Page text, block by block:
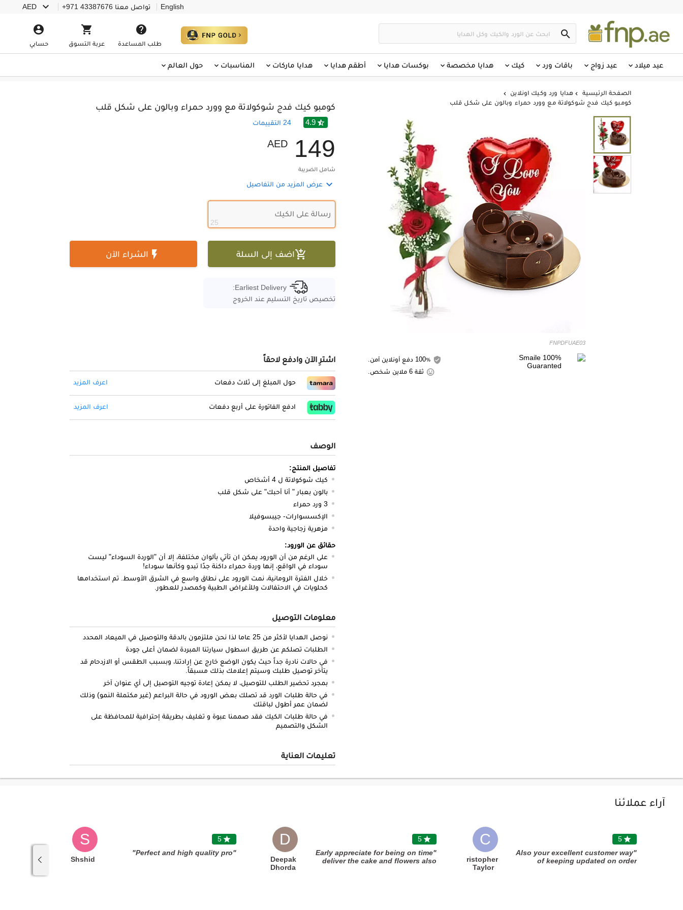
English تواصل معنا +971 43387676
AED 


طلب المساعدة

عربة التسوق

حسابي
عيد ميلاد عيد زواج باقات ورد كيك هدايا مخصصة بوكسات هدايا أطقم هدايا هدايا ماركات المناسبات حول العالم
الصفحة الرئيسية  هدايا ورد وكيك اونلاين 
كومبو كيك فدج شوكولاتة مع وورد حمراء وبالون على شكل قلب
FNPDFUAE03
ثقة 6 ملاين شخص.
كومبو كيك فدج شوكولاتة مع وورد حمراء وبالون على شكل قلب
4.9
24 التقييمات
AED 149
شامل الضريبة
 عرض المزيد من التفاصيل
25
اضف إلى السلة  الشراء الآن
Earliest Delivery:
تخصيص تاريخ التسليم عند الخروج
اشترِ الآن وادفع لاحقاً
حول المبلغ إلى ثلاث دفعات اعرف المزيد
ادفع الفاتورة على أربع دفعات اعرف المزيد
الوصف
تفاصيل المنتج:
كيك شوكولاتة ل 4 أشخاص
بالون بعبار " أنا أحبك" على شكل قلب
3 ورد حمراء
الإكسسوارات- جيبسوفيلا
مزهرية زجاجية واحدة
حقائق عن الورود:
على الرغم من أن الورود يمكن ان تأتي بألوان مختلفة، إلا أن "الوردة السوداء" ليست
سوداء في الواقع، إنها وردة حمراء داكنة جدًا تبدو وكأنها سوداء!
خلال الفترة الرومانية، نمت الورود على نطاق واسع في الشرق الأوسط. تم استخدامها
كحلويات في الاحتفالات وللأغراض الطبية وكمصدر للعطور.
معلومات التوصيل
نوصل الهدايا لأكثر من 25 عاما لذا نحن ملتزمون بالدقة والتوصيل في الميعاد المحدد
الطلبات تصلكم عن طريق اسطول سيارتنا المبردة لضمان أعلى جودة
في حالات نادرة جداً حيث يكون الوضع خارج عن إرادتنا، وبسبب الطقس أو الازدحام قد
يتأخر توصيل طلبك وسيتم إعلامك بذلك مسبقاً.
بمجرد تحضير الطلب للتوصيل، لا يمكن إعادة توجيه التوصيل إلى أي عنوان آخر
في حالة طلبات الورد قد تصلك بعض الورود في حالة البراعم (غير مكتملة النمو) وذلك
لضمان عمر أطول لباقتك
في حالة طلبات الكيك فقد صممنا عبوة و تغليف بطريقة إحترافية للمحافظة على
الشكل والتصميم
تعليمات العناية
آراء عملائنا
C
Christopher
Taylor
5
"Also your excellent customer way
of keeping updated on order
D
Deepak
Dhorda
5
"Early appreciate for being on time
deliver the cake and flowers also
S
Shshid
5
"Perfect and high quality pro"